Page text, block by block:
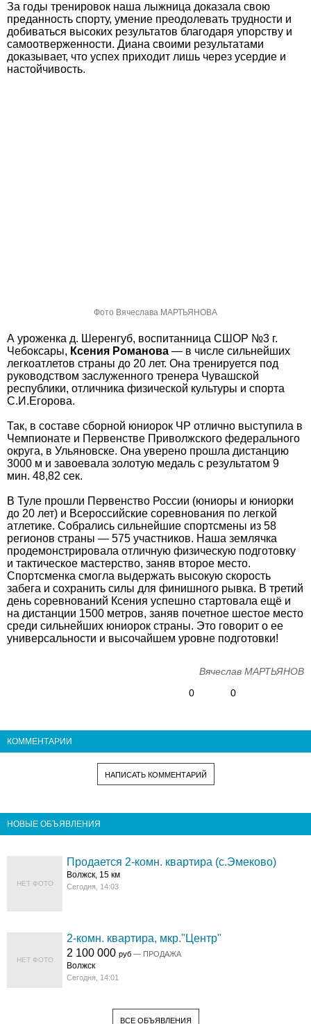
За годы тренировок наша лыжница доказала свою
преданность спорту, умение преодолевать трудности и
добиваться высоких результатов благодаря упорству и
самоотверженности. Диана своими результатами
доказывает, что успех приходит лишь через усердие и
настойчивость.
Фото Вячеслава МАРТЬЯНОВА
А уроженка д. Шеренгуб, воспитанница СШОР №3 г.
Чебоксары, Ксения Романова — в числе сильнейших
легкоатлетов страны до 20 лет. Она тренируется под
руководством заслуженного тренера Чувашской
республики, отличника физической культуры и спорта
С.И.Егорова.
Так, в составе сборной юниорок ЧР отлично выступила в
Чемпионате и Первенстве Приволжского федерального
округа, в Ульяновске. Она уверено прошла дистанцию
3000 м и завоевала золотую медаль с результатом 9
мин. 48,82 сек.
В Туле прошли Первенство России (юниоры и юниорки
до 20 лет) и Всероссийские соревнования по легкой
атлетике. Собрались сильнейшие спортсмены из 58
регионов страны — 575 участников. Наша землячка
продемонстрировала отличную физическую подготовку
и тактическое мастерство, заняв второе место.
Спортсменка смогла выдержать высокую скорость
забега и сохранить силы для финишного рывка. В третий
день соревнований Ксения успешно стартовала ещё и
на дистанции 1500 метров, заняв почетное шестое место
среди сильнейших юниорок страны. Это говорит о ее
универсальности и высочайшем уровне подготовки!
Вячеслав МАРТЬЯНОВ
0
0
КОММЕНТАРИИ
НАПИСАТЬ КОММЕНТАРИЙ
НОВЫЕ ОБЪЯВЛЕНИЯ
НЕТ ФОТО
Продается 2-комн. квартира (с.Эмеково)
Волжск, 15 км
Сегодня, 14:03
НЕТ ФОТО
2-комн. квартира, мкр."Центр"
2 100 000руб — ПРОДАЖА
Волжск
Сегодня, 14:01
ВСЕ ОБЪЯВЛЕНИЯ